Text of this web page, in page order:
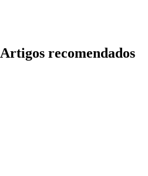
Artigos recomendados